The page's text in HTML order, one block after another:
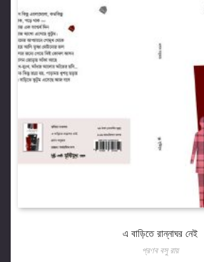
এ বাড়িতে রান্নাঘর নেই
প্রণব বসু রায়